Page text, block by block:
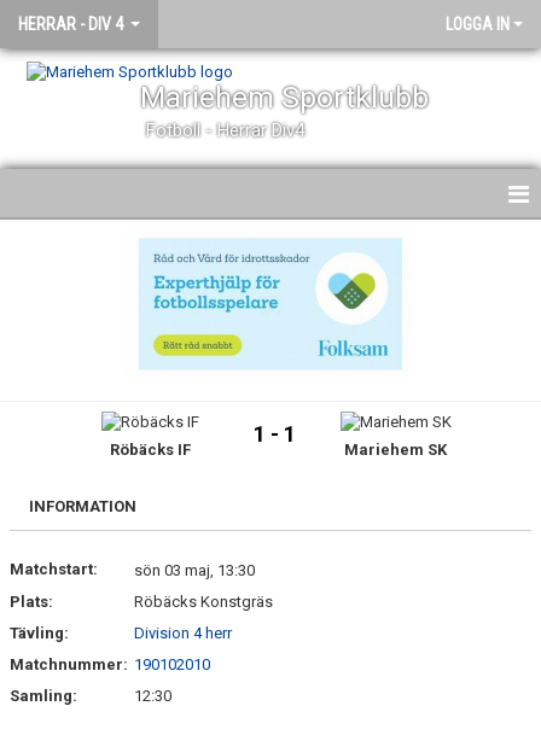
HERRAR - DIV 4 LOGGA IN
Mariehem Sportklubb
Fotboll - Herrar Div4
BILDGALLERI
KONTAKT
Röbäcks IF
1 - 1
Mariehem SK
INFORMATION
Matchstart:
sön 03 maj, 13:30
Plats:
Röbäcks Konstgräs
Tävling:
Division 4 herr
Matchnummer: 190102010
Samling:
12:30